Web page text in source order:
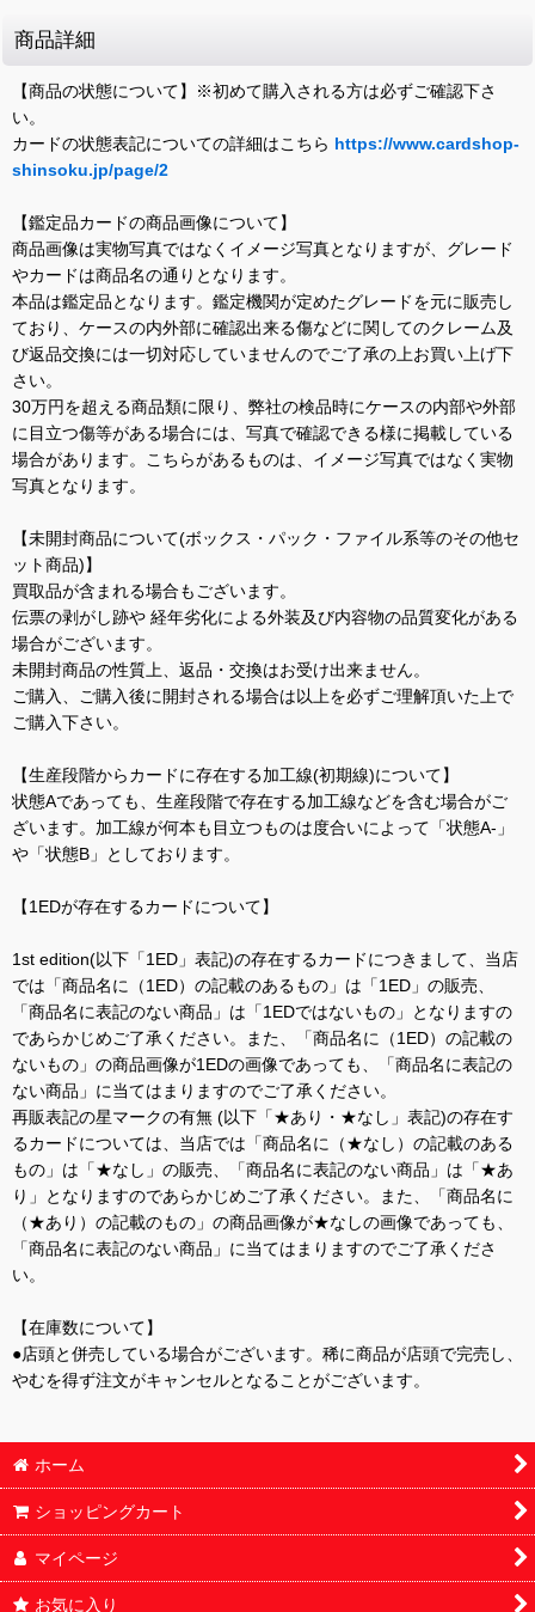
商品詳細
【商品の状態について】※初めて購入される方は必ずご確認下さ
い。
カードの状態表記についての詳細はこちら https://www.cardshop-
shinsoku.jp/page/2
【鑑定品カードの商品画像について】
商品画像は実物写真ではなくイメージ写真となりますが、グレード
やカードは商品名の通りとなります。
本品は鑑定品となります。鑑定機関が定めたグレードを元に販売し
ており、ケースの内外部に確認出来る傷などに関してのクレーム及
び返品交換には一切対応していませんのでご了承の上お買い上げ下
さい。
30万円を超える商品類に限り、弊社の検品時にケースの内部や外部
に目立つ傷等がある場合には、写真で確認できる様に掲載している
場合があります。こちらがあるものは、イメージ写真ではなく実物
写真となります。
【未開封商品について(ボックス・パック・ファイル系等のその他セ
ット商品)】
買取品が含まれる場合もございます。
伝票の剥がし跡や 経年劣化による外装及び内容物の品質変化がある
場合がございます。
未開封商品の性質上、返品・交換はお受け出来ません。
ご購入、ご購入後に開封される場合は以上を必ずご理解頂いた上で
ご購入下さい。
【生産段階からカードに存在する加工線(初期線)について】
状態Aであっても、生産段階で存在する加工線などを含む場合がご
ざいます。加工線が何本も目立つものは度合いによって「状態A-」
や「状態B」としております。
【1EDが存在するカードについて】
1st edition(以下「1ED」表記)の存在するカードにつきまして、当店
では「商品名に（1ED）の記載のあるもの」は「1ED」の販売、
「商品名に表記のない商品」は「1EDではないもの」となりますの
であらかじめご了承ください。また、「商品名に（1ED）の記載の
ないもの」の商品画像が1EDの画像であっても、「商品名に表記の
ない商品」に当てはまりますのでご了承ください。
再販表記の星マークの有無 (以下「★あり・★なし」表記)の存在す
るカードについては、当店では「商品名に（★なし）の記載のある
もの」は「★なし」の販売、「商品名に表記のない商品」は「★あ
り」となりますのであらかじめご了承ください。また、「商品名に
（★あり）の記載のもの」の商品画像が★なしの画像であっても、
「商品名に表記のない商品」に当てはまりますのでご了承くださ
い。
【在庫数について】
●店頭と併売している場合がございます。稀に商品が店頭で完売し、
やむを得ず注文がキャンセルとなることがございます。
ホーム
ショッピングカート
マイページ
お気に入り